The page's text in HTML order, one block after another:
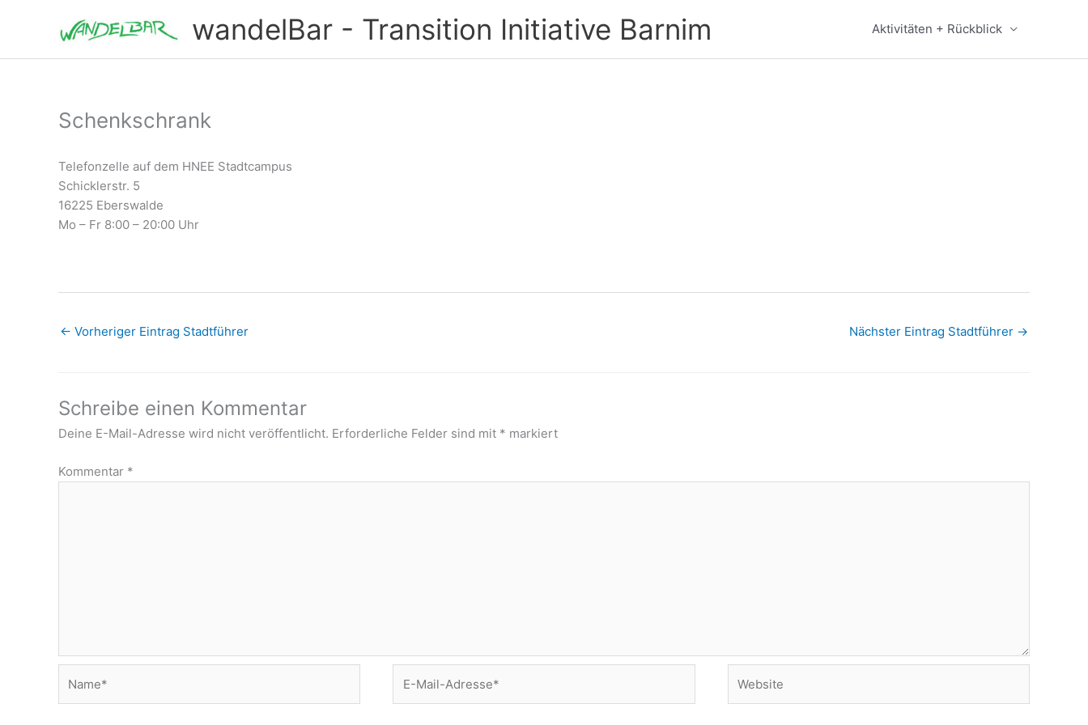
wandelBar - Transition Initiative Barnim Aktivitäten + Rückblick
Schenkschrank
Telefonzelle auf dem HNEE Stadtcampus
Schicklerstr. 5
16225 Eberswalde
Mo – Fr 8:00 – 20:00 Uhr
← Vorheriger Eintrag Stadtführer Nächster Eintrag Stadtführer →
Schreibe einen Kommentar
Deine E-Mail-Adresse wird nicht veröffentlicht. Erforderliche Felder sind mit * markiert
Kommentar *
Mail-